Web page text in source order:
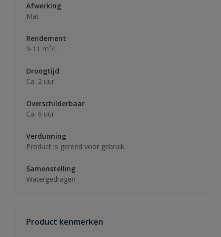
Afwerking
Mat
Rendement
9-11 m²/L
Droogtijd
Ca. 2 uur
Overschilderbaar
Ca. 6 uur
Verdunning
Product is gereed voor gebruik
Samenstelling
Watergedragen
Product kenmerken